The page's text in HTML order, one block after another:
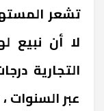
تشعر
لا أن نبيع
التجارية
عبر